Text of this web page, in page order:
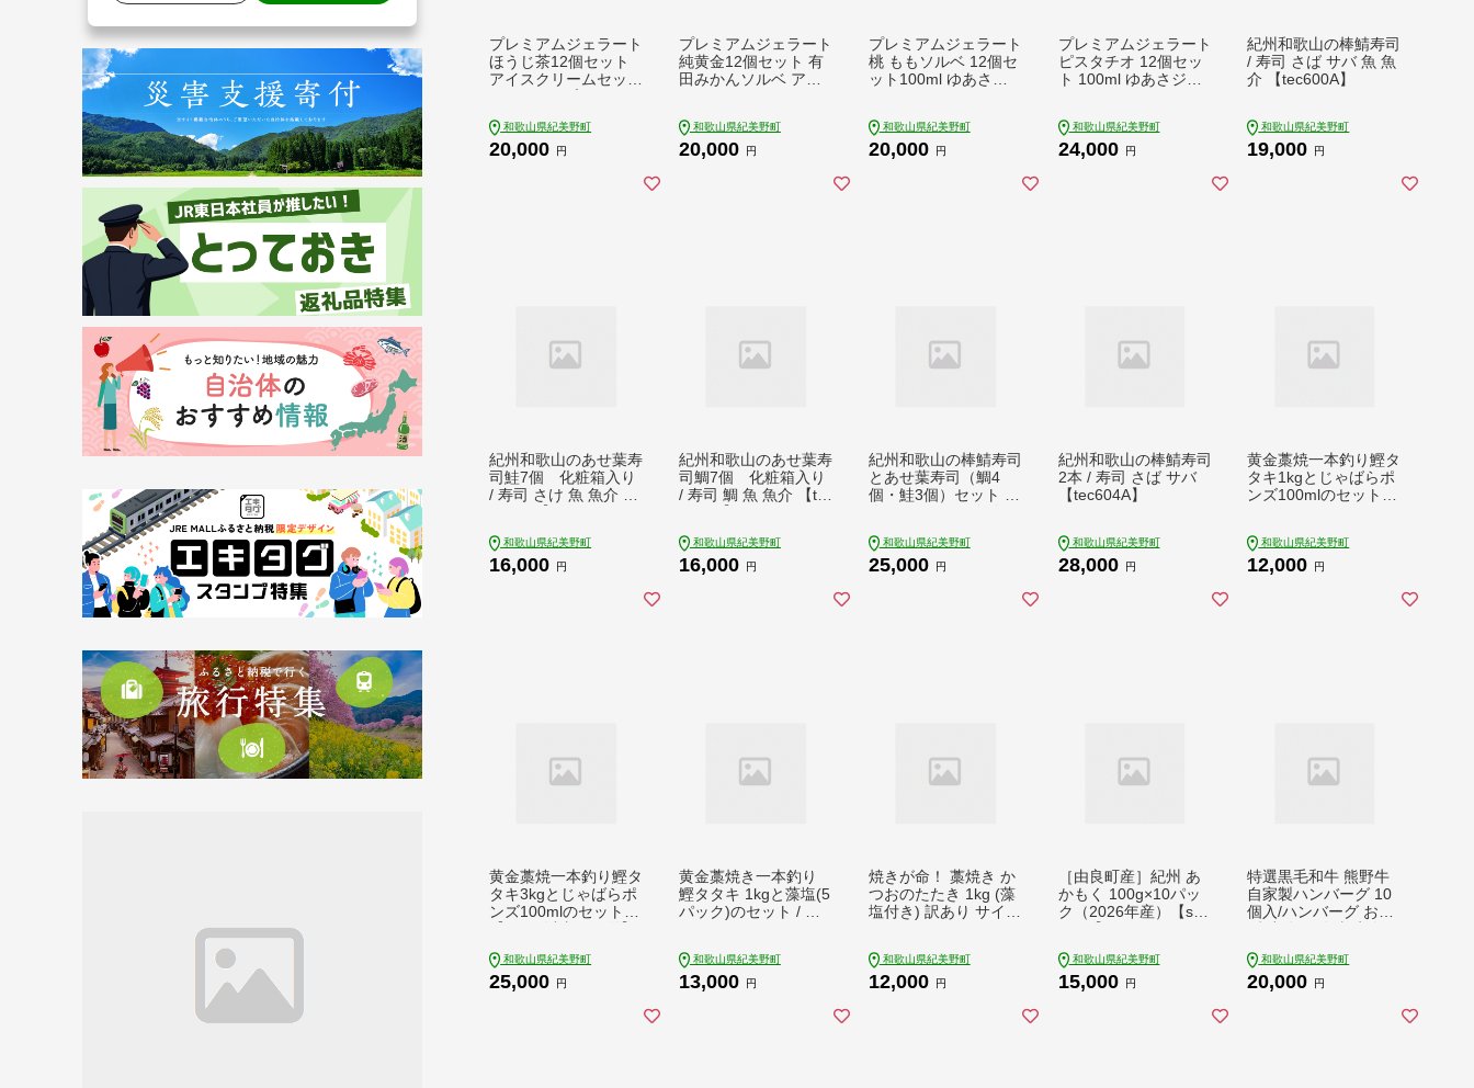
プレミアムジェラート
ほうじ茶12個セット
アイスクリームセット
ー / アイスクリーム
ジェラート アイス ス
和歌山県紀美野町
20,000 円
プレミアムジェラート
純黄金12個セット 有
田みかんソルベ アイ
ラートラボラトリー /
アイスクリーム ジェ
和歌山県紀美野町
20,000 円
プレミアムジェラート
桃 ももソルベ 12個セ
ット100ml ゆあさジ
SenZanAn Premium I
ce Cream / アイス ア
和歌山県紀美野町
20,000 円
プレミアムジェラート
ピスタチオ 12個セッ
ト 100ml ゆあさジェ
SenZanAn Premium I
ce Cream / アイス ア
和歌山県紀美野町
24,000 円
紀州和歌山の棒鯖寿司
/ 寿司 さば サバ 魚 魚
介 【tec600A】
和歌山県紀美野町
19,000 円
紀州和歌山のあせ葉寿
司鮭7個 化粧箱入り
/ 寿司 さけ 魚 魚介 【t
和歌山県紀美野町
16,000 円
紀州和歌山のあせ葉寿
司鯛7個 化粧箱入り
/ 寿司 鯛 魚 魚介 【te
和歌山県紀美野町
16,000 円
紀州和歌山の棒鯖寿司
とあせ葉寿司（鯛4
個・鮭3個）セット /
和歌山県紀美野町
25,000 円
紀州和歌山の棒鯖寿司
2本 / 寿司 さば サバ
【tec604A】
和歌山県紀美野町
28,000 円
黄金藁焼一本釣り鰹タ
タキ1kgとじゃばらポ
ンズ100mlのセット
たき 冷凍 鰹 カツオ
藁焼き 【nks100C】
和歌山県紀美野町
12,000 円
黄金藁焼一本釣り鰹タ
タキ3kgとじゃばらポ
ンズ100mlのセット
き 冷凍 鰹 カツオ 藁
焼き 【nks101B】
和歌山県紀美野町
25,000 円
黄金藁焼き一本釣り
鰹タタキ 1kgと藻塩(5
パック)のセット / か
2C】
和歌山県紀美野町
13,000 円
焼きが命！ 藁焼き か
つおのたたき 1kg (藻
塩付き) 訳あり サイズ
たたき 冷凍 真空【nk
s103C】
和歌山県紀美野町
12,000 円
［由良町産］紀州 あ
かもく 100g×10パッ
ク（2026年産）【sml
和歌山県紀美野町
15,000 円
特選黒毛和牛 熊野牛
自家製ハンバーグ 10
個入/ハンバーグ おか
和歌山県紀美野町
20,000 円